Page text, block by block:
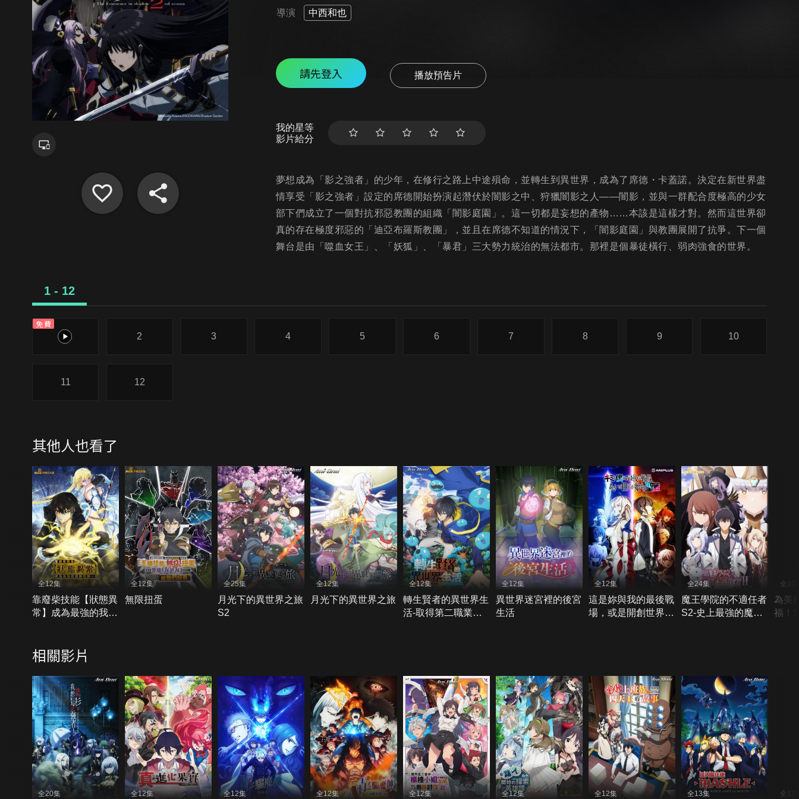
導演 中西和也
請先登入 播放預告片
我的星等
影片給分
夢想成為「影之強者」的少年，在修行之路上中途殞命，並轉生到異世界，成為了席德・卡蓋諾。決定在新世界盡
情享受「影之強者」設定的席德開始扮演起潛伏於闇影之中、狩獵闇影之人——闇影，並與一群配合度極高的少女
部下們成立了一個對抗邪惡教團的組織「闇影庭園」。這一切都是妄想的產物……本該是這樣才對。然而這世界卻
真的存在極度邪惡的「迪亞布羅斯教團」，並且在席德不知道的情況下，「闇影庭園」與教團展開了抗爭。下一個
舞台是由「噬血女王」、「妖狐」、「暴君」三大勢力統治的無法都市。那裡是個暴徒橫行、弱肉強食的世界。
1 - 12
免費
1
2 3 4 5 6 7 8 9 10
11 12
其他人也看了
全12集
靠廢柴技能【狀態異
常】成為最強的我將
全12集
無限扭蛋
全25集
月光下的異世界之旅
S2
全12集
月光下的異世界之旅
全12集
轉生賢者的異世界生
活-取得第二職業，
全12集
異世界迷宮裡的後宮
生活
全12集
這是妳與我的最後戰
場，或是開創世界的
全24集
魔王學院的不適任者
S2-史上最強的魔王
全10
為美
福！
相關影片
全20集 全12集 全12集 全12集 全12集 全12集 全12集 全13集 全